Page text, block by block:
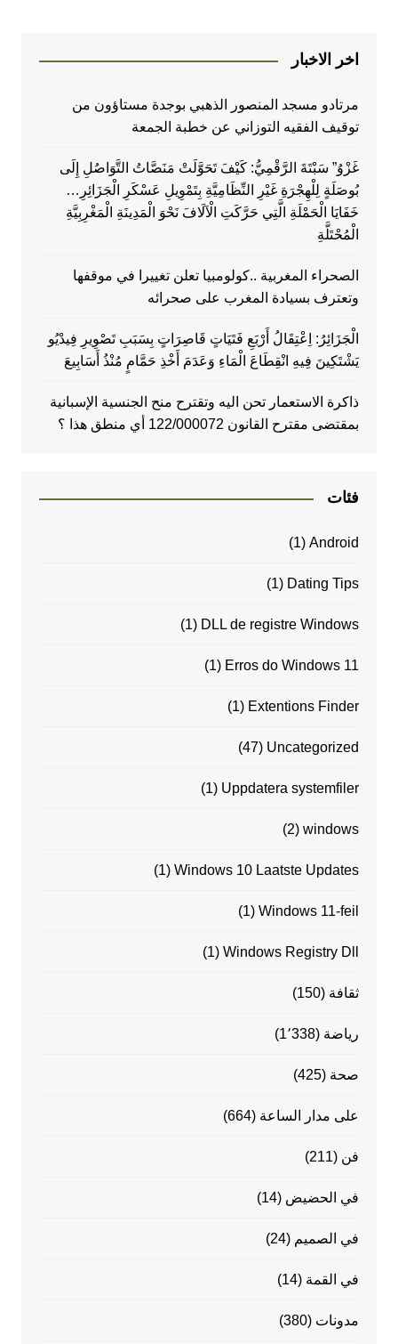
اخر الاخبار
مرتادو مسجد المنصور الذهبي بوجدة مستاؤون من
توقيف الفقيه التوزاني عن خطبة الجمعة
غَزْوُ” سَبْتَةَ الرَّقْمِيُّ: كَيْفَ تَحَوَّلَتْ مَنَصَّاتُ التَّوَاصُلِ إِلَى
بُوصَلَةٍ لِلْهِجْرَةِ غَيْرِ النِّظَامِيَّةِ بِتَمْوِيلِ عَسْكَرِ الْجَزَائِرِ…
خَفَايَا الْحَمْلَةِ الَّتِي حَرَّكَتِ الْآلَافَ نَحْوَ الْمَدِينَةِ الْمَغْرِبِيَّةِ
الْمُحْتَلَّةِ
الصحراء المغربية ..كولومبيا تعلن تغييرا في موقفها
وتعترف بسيادة المغرب على صحرائه
الْجَزَائِرُ: اِعْتِقَالُ أَرْبَعِ فَتَيَاتٍ قَاصِرَاتٍ بِسَبَبِ تَصْوِيرِ فِيدْيُو
يَشْتَكِينَ فِيهِ انْقِطَاعَ الْمَاءِ وَعَدَمَ أَخْذِ حَمَّامٍ مُنْذُ أَسَابِيعَ
ذاكرة الاستعمار تحن اليه وتقترح منح الجنسية الإسبانية
بمقتضى مقترح القانون 122/000072 أي منطق هذا ؟
فئات
Android
(1)
Dating Tips
(1)
DLL de registre Windows
(1)
Erros do Windows 11
(1)
Extentions Finder
(1)
Uncategorized
(47)
Uppdatera systemfiler
(1)
windows
(2)
Windows 10 Laatste Updates
(1)
Windows 11-feil
(1)
Windows Registry Dll
(1)
ثقافة (150)
رياضة (1٬338)
صحة (425)
على مدار الساعة (664)
فن (211)
في الحضيض (14)
في الصميم (24)
في القمة (14)
مدونات (380)